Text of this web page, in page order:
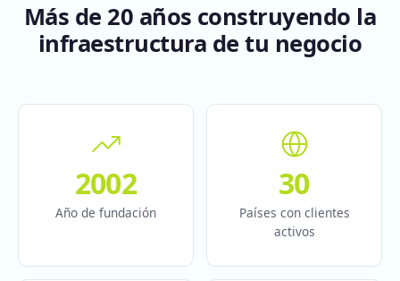
Más de 20 años construyendo la
infraestructura de tu negocio
2002
Año de fundación
30
Países con clientes
activos